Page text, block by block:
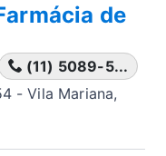
de
(11) 5089-5...
- Vila Mariana,